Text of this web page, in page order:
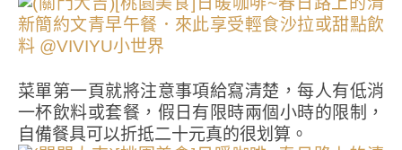
菜單第一頁就將注意事項給寫清楚，每人有低消
一杯飲料或套餐，假日有限時兩個小時的限制，
自備餐具可以折抵二十元真的很划算。